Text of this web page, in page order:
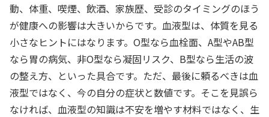
動、体重、喫煙、飲酒、家族歴、受診のタイミングのほう
が健康への影響は大きいからです。血液型は、体質を見る
小さなヒントにはなります。O型なら血栓面、A型やAB型
なら胃の病気、非O型なら凝固リスク、B型なら生活の波
の整え方、といった具合です。ただ、最後に頼るべきは血
液型ではなく、今の自分の症状と数値です。そこを見誤ら
なければ、血液型の知識は不安を増やす材料ではなく、生